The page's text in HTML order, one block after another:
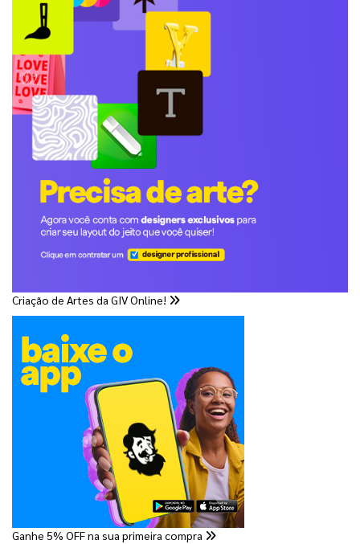
Criação de Artes da GIV Online!
Ganhe 5% OFF na sua primeira compra